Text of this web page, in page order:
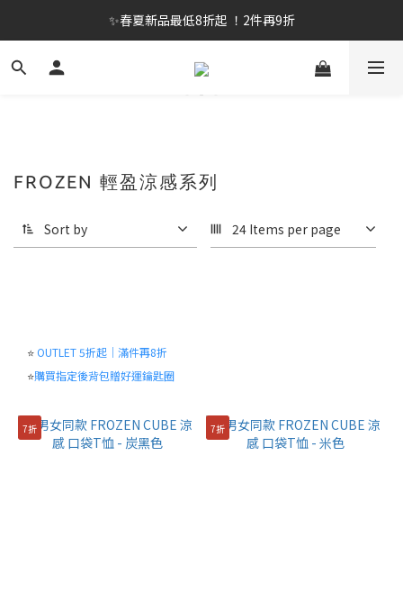
✨春夏新品最低8折起 ！2件再9折
✨春夏新品最低8折起 ！2件再9折
🔥OULET SALE! 降至5折起 滿件再8折
✨購買指定後背包送好運鑰匙圈 (贈完為止)
FROZEN 輕盈涼感系列
Sort by 24 Items per page
⭐OUTLET 5折起｜滿件再8折
⭐購買指定後背包贈好運鑰匙圈
7折 7折